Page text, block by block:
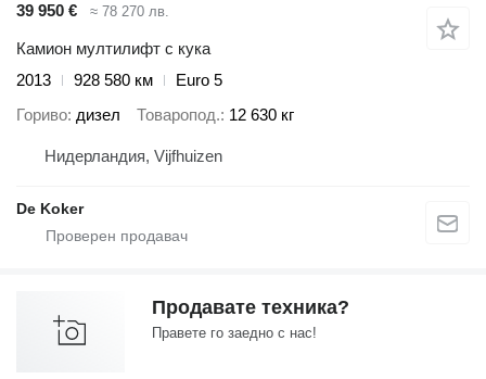
39 950 €
≈ 78 270 лв.
Камион мултилифт с кука
2013
928 580 км
Euro 5
Гориво дизел Товаропод. 12 630 кг
Нидерландия, Vijfhuizen
De Koker
Продавате техника?
Правете го заедно с нас!